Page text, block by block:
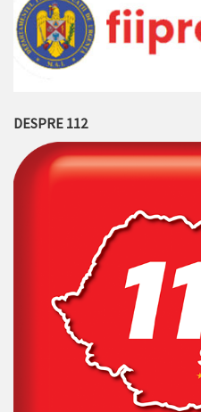
DESPRE 112